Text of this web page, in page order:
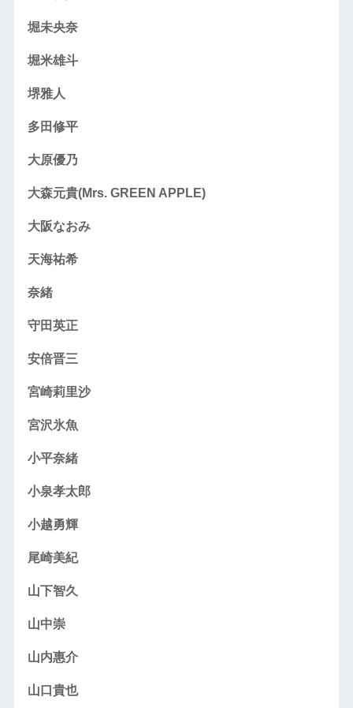
堀未央奈
堀米雄斗
堺雅人
多田修平
大原優乃
大森元貴(Mrs. GREEN APPLE)
大阪なおみ
天海祐希
奈緒
守田英正
安倍晋三
宮崎莉里沙
宮沢氷魚
小平奈緒
小泉孝太郎
小越勇輝
尾崎美紀
山下智久
山中崇
山内惠介
山口貴也